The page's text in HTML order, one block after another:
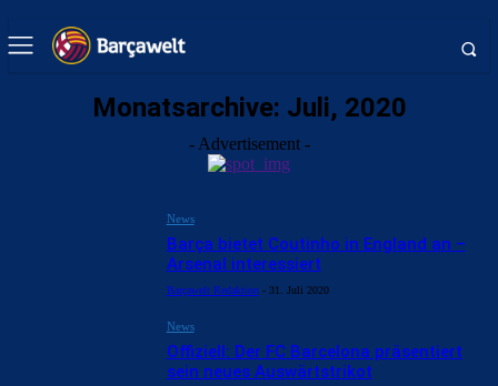
Monatsarchive: Juli, 2020
- Advertisement -
News
Barça bietet Coutinho in England an –
Arsenal interessiert
Barçawelt Redaktion - 31. Juli 2020
News
Offiziell: Der FC Barcelona präsentiert
sein neues Auswärtstrikot